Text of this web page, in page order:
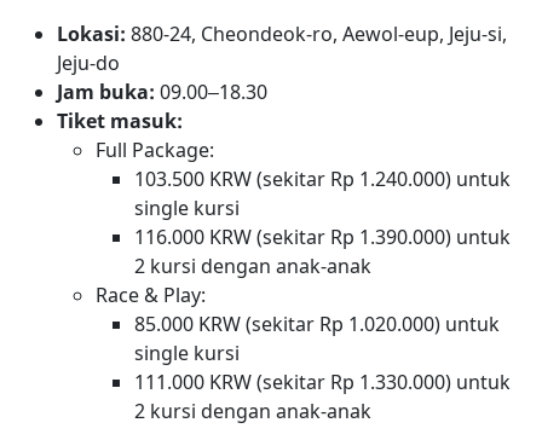
Lokasi: 880-24, Cheondeok-ro, Aewol-eup, Jeju-si,
Jeju-do
Jam buka: 09.00–18.30
Tiket masuk:
Full Package:
103.500 KRW (sekitar Rp 1.240.000) untuk
single kursi
116.000 KRW (sekitar Rp 1.390.000) untuk
2 kursi dengan anak-anak
Race & Play:
85.000 KRW (sekitar Rp 1.020.000) untuk
single kursi
111.000 KRW (sekitar Rp 1.330.000) untuk
2 kursi dengan anak-anak